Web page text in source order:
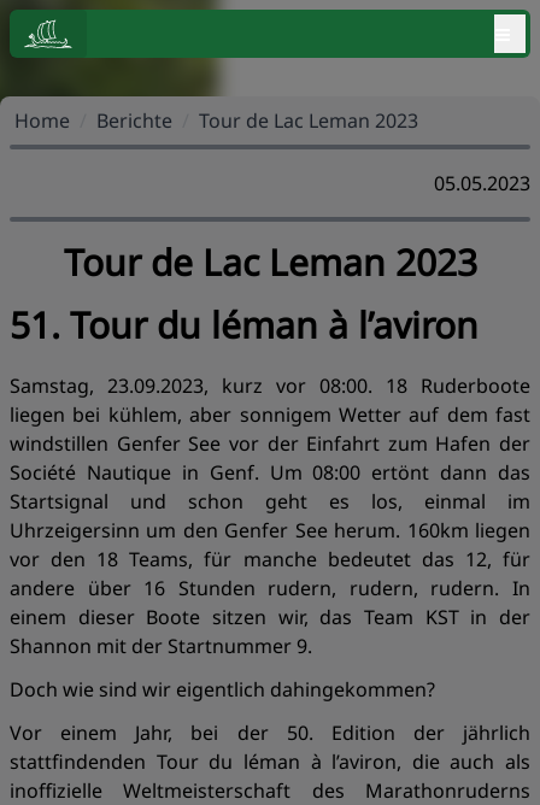
Home Berichte Tour de Lac Leman 2023
05.05.2023
Tour de Lac Leman 2023
51. Tour du léman à l’aviron
Samstag, 23.09.2023, kurz vor 08:00. 18 Ruderboote
liegen bei kühlem, aber sonnigem Wetter auf dem fast
windstillen Genfer See vor der Einfahrt zum Hafen der
Société Nautique in Genf. Um 08:00 ertönt dann das
Startsignal und schon geht es los, einmal im
Uhrzeigersinn um den Genfer See herum. 160km liegen
vor den 18 Teams, für manche bedeutet das 12, für
andere über 16 Stunden rudern, rudern, rudern. In
einem dieser Boote sitzen wir, das Team KST in der
Shannon mit der Startnummer 9.
Doch wie sind wir eigentlich dahingekommen?
Vor einem Jahr, bei der 50. Edition der jährlich
stattfindenden Tour du léman à l’aviron, die auch als
inoffizielle Weltmeisterschaft des Marathonruderns